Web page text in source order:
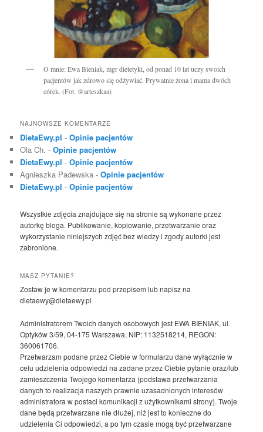
O mnie: Ewa Bieniak, mgr dietetyki, od ponad 10 lat uczy swoich
pacjentów jak zdrowo się odżywiać. Prywatnie żona i mama dwóch
córek. (Fot. @arteszkaa)
NAJNOWSZE KOMENTARZE
DietaEwy.pl -Opinie pacjentów
Ola Ch. -Opinie pacjentów
DietaEwy.pl -Opinie pacjentów
Agnieszka Padewska -Opinie pacjentów
DietaEwy.pl -Opinie pacjentów
Wszystkie zdjęcia znajdujące się na stronie są wykonane przez
autorkę bloga. Publikowanie, kopiowanie, przetwarzanie oraz
wykorzystanie niniejszych zdjęć bez wiedzy i zgody autorki jest
zabronione.
MASZ PYTANIE?
Zostaw je w komentarzu pod przepisem lub napisz na
dietaewy@dietaewy.pl
Administratorem Twoich danych osobowych jest EWA BIENIAK, ul.
Optyków 3/59, 04-175 Warszawa, NIP: 1132518214, REGON:
360061706.
Przetwarzam podane przez Ciebie w formularzu dane wyłącznie w
celu udzielenia odpowiedzi na zadane przez Ciebie pytanie oraz/lub
zamieszczenia Twojego komentarza (podstawa przetwarzania
danych to realizacja naszych prawnie uzasadnionych interesów
administratora w postaci komunikacji z użytkownikami strony). Twoje
dane będą przetwarzane nie dłużej, niż jest to konieczne do
udzielenia Ci odpowiedzi, a po tym czasie mogą być przetwarzane